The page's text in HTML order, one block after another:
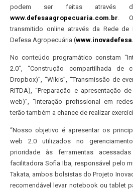
podem ser feitas através
www.defesaagropecuaria.com.br. O
transmitido online através da Rede de
Defesa Agropecuária (
No conteúdo programático constam
2.0”, “Construção compartilhada de
Dropbox)”, “Wikis”, “Transmissão de
RITDA), “Preparação e apresentação
web)”, “Interação profissional em
terão também a chance de realizar
“Nosso objetivo é apresentar os
web 2.0 utilizados no
prioridade às ferramentas
facilitadora Sofia Iba, responsável pelo
Takata, ambos bolsistas do Projeto
recomendável levar notebook ou tablet